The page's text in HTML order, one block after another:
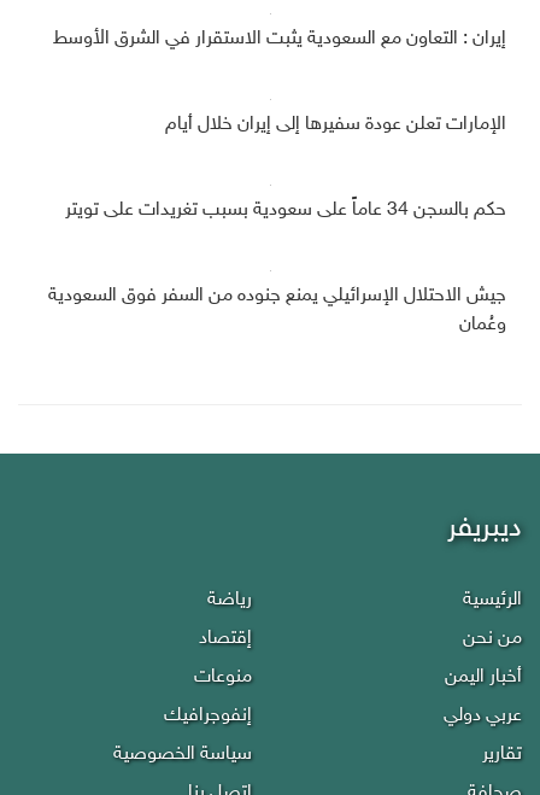
إيران : التعاون مع السعودية يثبت الاستقرار في الشرق الأوسط
الإمارات تعلن عودة سفيرها إلى إيران خلال أيام
حكم بالسجن 34 عاماً على سعودية بسبب تغريدات على تويتر
جيش الاحتلال الإسرائيلي يمنع جنوده من السفر فوق السعودية
وعُمان
ديبريفر
الرئيسية
من نحن
أخبار اليمن
عربي دولي
تقارير
رياضة
إقتصاد
منوعات
إنفوجرافيك
سياسة الخصوصية